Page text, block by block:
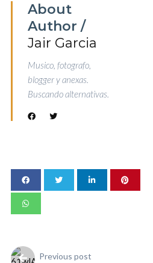
About
Author /
Jair Garcia
Musico, fotografo,
blogger y anexas.
Buscando alternativas.
Previous post